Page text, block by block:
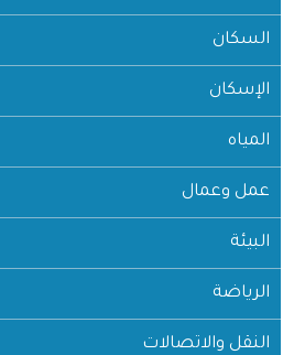
السكان
الإسكان
المياه
عمل وعمال
البيئة
الرياضة
النقل والاتصالات